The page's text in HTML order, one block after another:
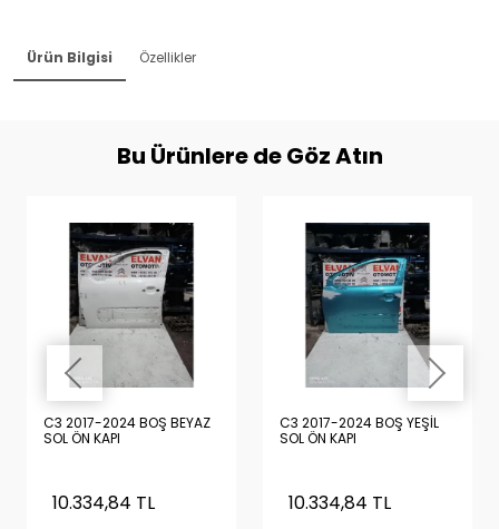
Ürün Bilgisi Özellikler
Bu Ürünlere de Göz Atın
C3 2017-2024 BOŞ BEYAZ
SOL ÖN KAPI
10.334,84 TL
C3 2017-2024 BOŞ YEŞİL
SOL ÖN KAPI
10.334,84 TL